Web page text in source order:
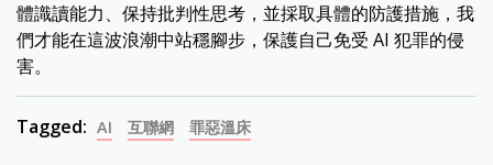
體識讀能力、保持批判性思考，並採取具體的防護措施，我
們才能在這波浪潮中站穩腳步，保護自己免受 AI 犯罪的侵
害。
Tagged: AI 互聯網 罪惡溫床